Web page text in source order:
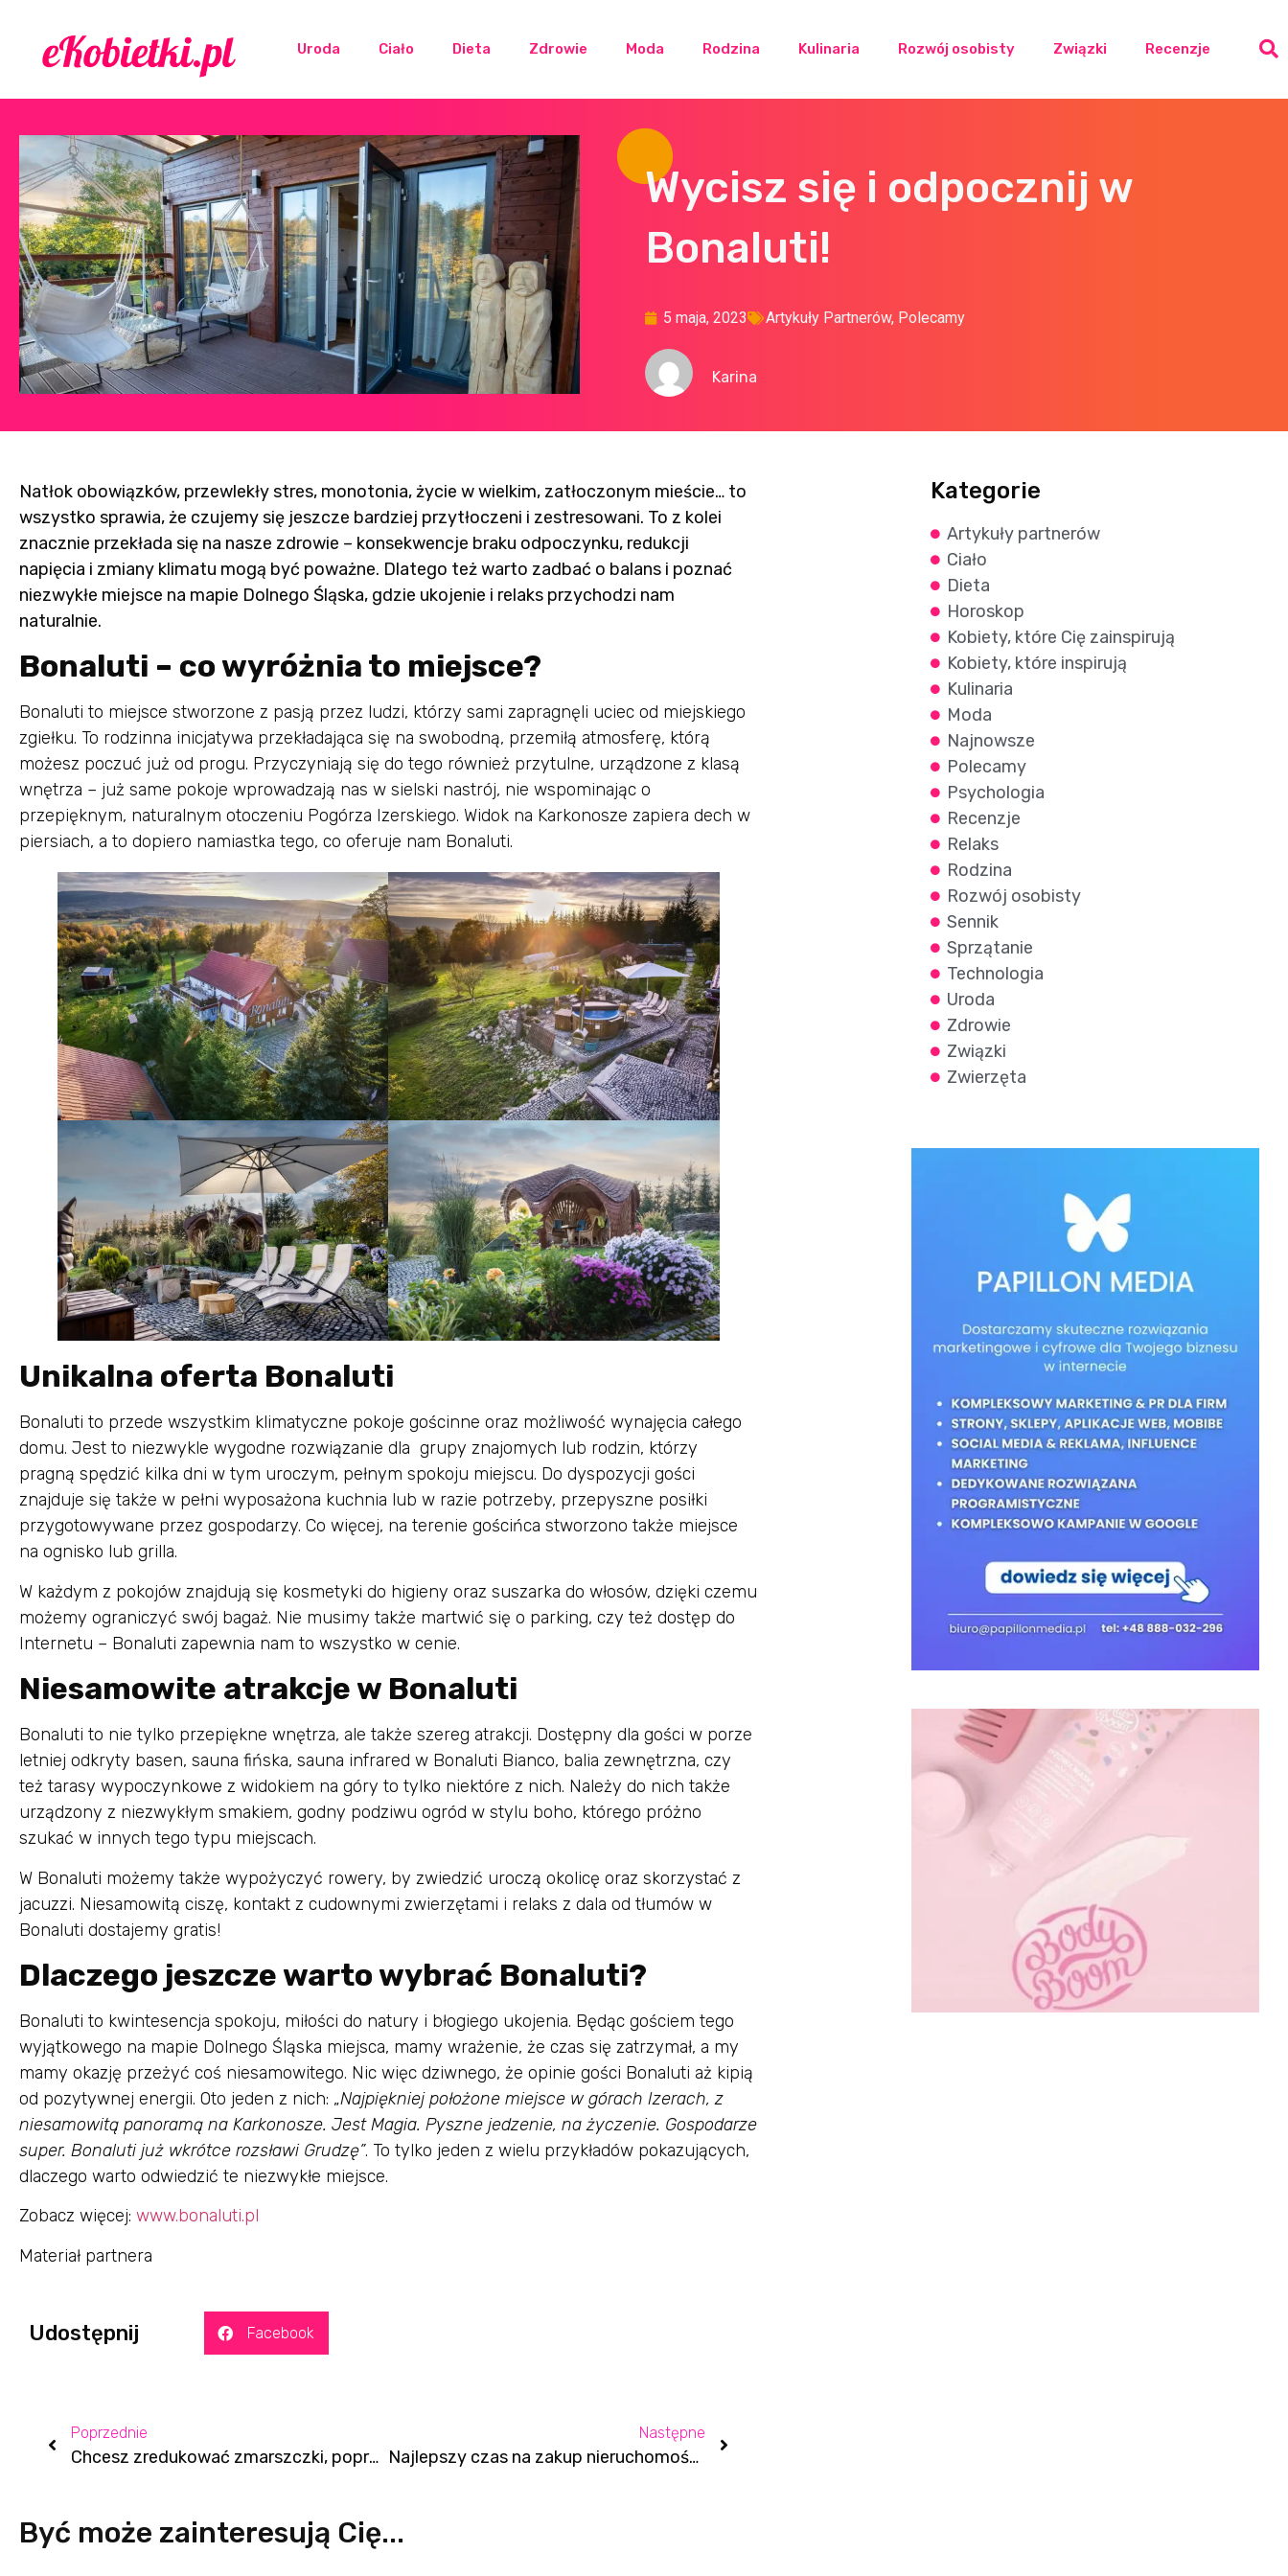
Uroda Ciało Dieta Zdrowie Moda Rodzina Kulinaria Rozwój osobisty Związki Recenzje
Wycisz się i odpocznij w
Bonaluti!
5 maja, 2023 Artykuły Partnerów, Polecamy
Karina
Natłok obowiązków, przewlekły stres, monotonia, życie w wielkim, zatłoczonym mieście… to
wszystko sprawia, że czujemy się jeszcze bardziej przytłoczeni i zestresowani. To z kolei
znacznie przekłada się na nasze zdrowie – konsekwencje braku odpoczynku, redukcji
napięcia i zmiany klimatu mogą być poważne. Dlatego też warto zadbać o balans i poznać
niezwykłe miejsce na mapie Dolnego Śląska, gdzie ukojenie i relaks przychodzi nam
naturalnie.
Bonaluti – co wyróżnia to miejsce?
Bonaluti to miejsce stworzone z pasją przez ludzi, którzy sami zapragnęli uciec od miejskiego
zgiełku. To rodzinna inicjatywa przekładająca się na swobodną, przemiłą atmosferę, którą
możesz poczuć już od progu. Przyczyniają się do tego również przytulne, urządzone z klasą
wnętrza – już same pokoje wprowadzają nas w sielski nastrój, nie wspominając o
przepięknym, naturalnym otoczeniu Pogórza Izerskiego. Widok na Karkonosze zapiera dech w
piersiach, a to dopiero namiastka tego, co oferuje nam Bonaluti.
Unikalna oferta Bonaluti
Bonaluti to przede wszystkim klimatyczne pokoje gościnne oraz możliwość wynajęcia całego
domu. Jest to niezwykle wygodne rozwiązanie dla grupy znajomych lub rodzin, którzy
pragną spędzić kilka dni w tym uroczym, pełnym spokoju miejscu. Do dyspozycji gości
znajduje się także w pełni wyposażona kuchnia lub w razie potrzeby, przepyszne posiłki
przygotowywane przez gospodarzy. Co więcej, na terenie gościńca stworzono także miejsce
na ognisko lub grilla.
W każdym z pokojów znajdują się kosmetyki do higieny oraz suszarka do włosów, dzięki czemu
możemy ograniczyć swój bagaż. Nie musimy także martwić się o parking, czy też dostęp do
Internetu – Bonaluti zapewnia nam to wszystko w cenie.
Niesamowite atrakcje w Bonaluti
Bonaluti to nie tylko przepiękne wnętrza, ale także szereg atrakcji. Dostępny dla gości w porze
letniej odkryty basen, sauna fińska, sauna infrared w Bonaluti Bianco, balia zewnętrzna, czy
też tarasy wypoczynkowe z widokiem na góry to tylko niektóre z nich. Należy do nich także
urządzony z niezwykłym smakiem, godny podziwu ogród w stylu boho, którego próżno
szukać w innych tego typu miejscach.
W Bonaluti możemy także wypożyczyć rowery, by zwiedzić uroczą okolicę oraz skorzystać z
jacuzzi. Niesamowitą ciszę, kontakt z cudownymi zwierzętami i relaks z dala od tłumów w
Bonaluti dostajemy gratis!
Dlaczego jeszcze warto wybrać Bonaluti?
Bonaluti to kwintesencja spokoju, miłości do natury i błogiego ukojenia. Będąc gościem tego
wyjątkowego na mapie Dolnego Śląska miejsca, mamy wrażenie, że czas się zatrzymał, a my
mamy okazję przeżyć coś niesamowitego. Nic więc dziwnego, że opinie gości Bonaluti aż kipią
od pozytywnej energii. Oto jeden z nich: „Najpiękniej położone miejsce w górach Izerach, z
niesamowitą panoramą na Karkonosze. Jest Magia. Pyszne jedzenie, na życzenie. Gospodarze
super. Bonaluti już wkrótce rozsławi Grudzę”. To tylko jeden z wielu przykładów pokazujących,
dlaczego warto odwiedzić te niezwykłe miejsce.
Zobacz więcej: www.bonaluti.pl
Materiał partnera
Udostępnij Facebook
Poprzednie
Chcesz zredukować zmarszczki, poprawić koloryt i zwiększyć jędrność skóry? Sprawdź, czym jest skin cycling!
Następne
Najlepszy czas na zakup nieruchomości był wczoraj! Wywiad z Dorotą Sztuba
Być może zainteresują Cię...
Kategorie
Artykuły partnerów
Ciało
Dieta
Horoskop
Kobiety, które Cię zainspirują
Kobiety, które inspirują
Kulinaria
Moda
Najnowsze
Polecamy
Psychologia
Recenzje
Relaks
Rodzina
Rozwój osobisty
Sennik
Sprzątanie
Technologia
Uroda
Zdrowie
Związki
Zwierzęta